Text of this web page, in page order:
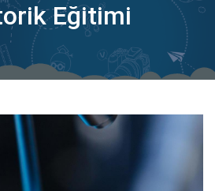
Eğitimi